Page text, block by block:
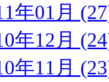
年01月
年12月
年11月